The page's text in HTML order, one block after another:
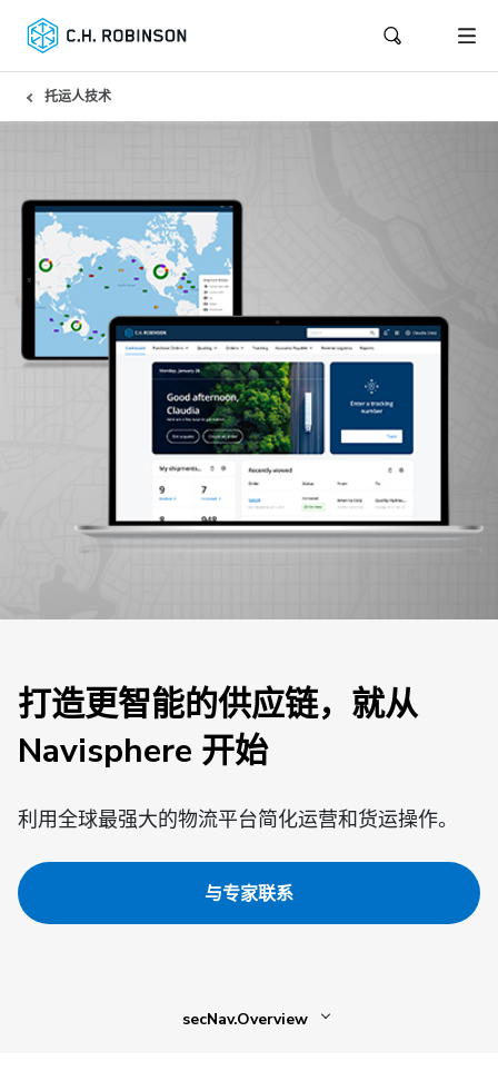
托运人技术
打造更智能的供应链，就从
Navisphere 开始
利用全球最强大的物流平台简化运营和货运操作。
与专家联系
secNav.Overview